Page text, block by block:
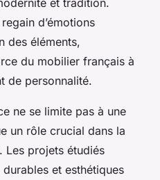
d’émotions
des éléments,
du mobilier français à
de personnalité.
ne se limite pas à une
un rôle crucial dans la
Les projets étudiés
et esthétiques